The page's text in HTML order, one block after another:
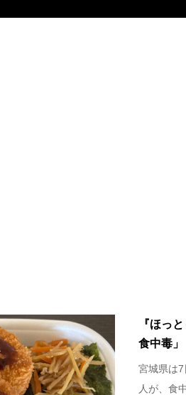
『ほっ
食中毒
宮城県は
人が、食